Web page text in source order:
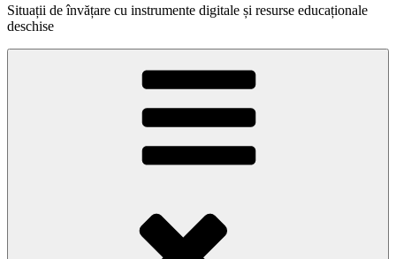
Situații de învățare cu instrumente digitale și resurse educaționale
deschise